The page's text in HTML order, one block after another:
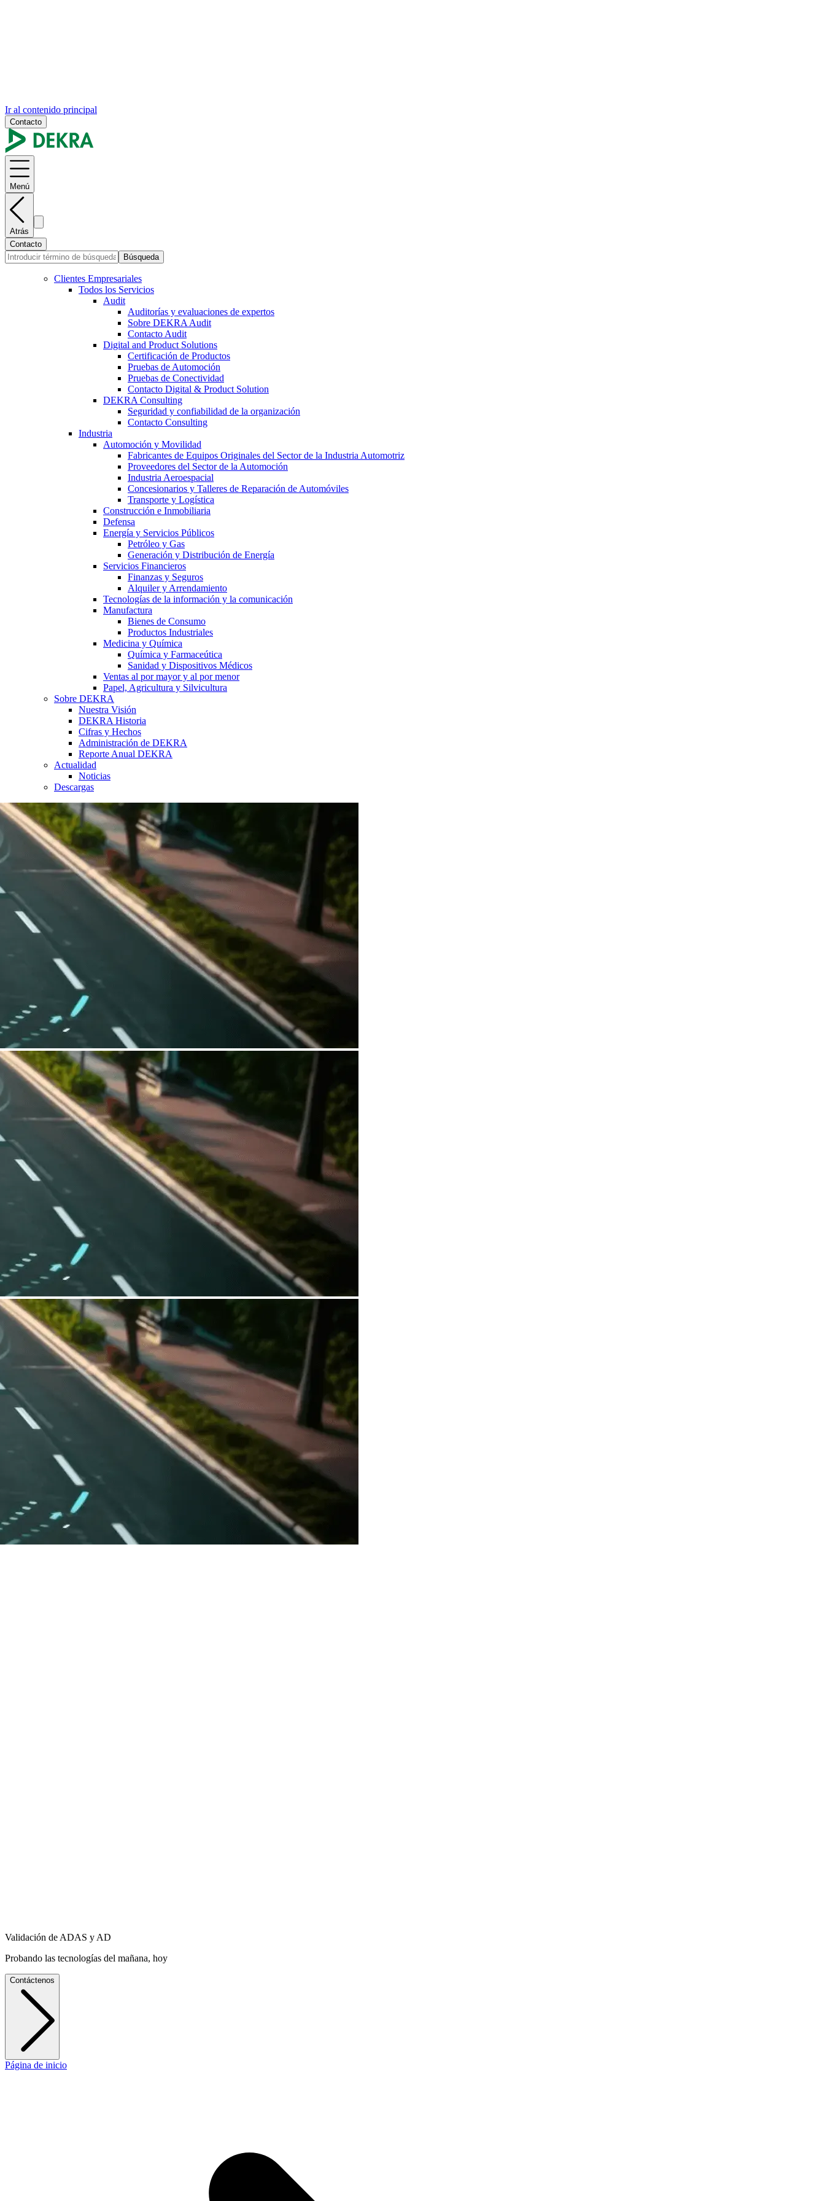
Ir al contenido principal
Contacto
Menú
Atrás
Contacto
Búsqueda
Clientes Empresariales
Todos los Servicios
Audit
Auditorías y evaluaciones de expertos
Sobre DEKRA Audit
Contacto Audit
Digital and Product Solutions
Certificación de Productos
Pruebas de Automoción
Pruebas de Conectividad
Contacto Digital & Product Solution
DEKRA Consulting
Seguridad y confiabilidad de la organización
Contacto Consulting
Industria
Automoción y Movilidad
Fabricantes de Equipos Originales del Sector de la Industria Automotriz
Proveedores del Sector de la Automoción
Industria Aeroespacial
Concesionarios y Talleres de Reparación de Automóviles
Transporte y Logística
Construcción e Inmobiliaria
Defensa
Energía y Servicios Públicos
Petróleo y Gas
Generación y Distribución de Energía
Servicios Financieros
Finanzas y Seguros
Alquiler y Arrendamiento
Tecnologías de la información y la comunicación
Manufactura
Bienes de Consumo
Productos Industriales
Medicina y Química
Química y Farmaceútica
Sanidad y Dispositivos Médicos
Ventas al por mayor y al por menor
Papel, Agricultura y Silvicultura
Sobre DEKRA
Nuestra Visión
DEKRA Historia
Cifras y Hechos
Administración de DEKRA
Reporte Anual DEKRA
Actualidad
Noticias
Descargas
Validación de ADAS y AD
Probando las tecnologías del mañana, hoy
Contáctenos
Página de inicio